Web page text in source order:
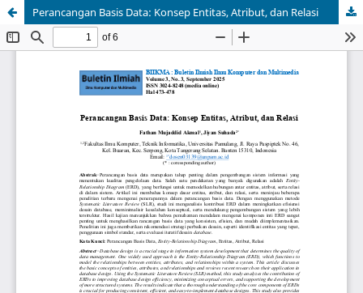
Perancangan Basis Data: Konsep Entitas, Atribut, dan Relasi